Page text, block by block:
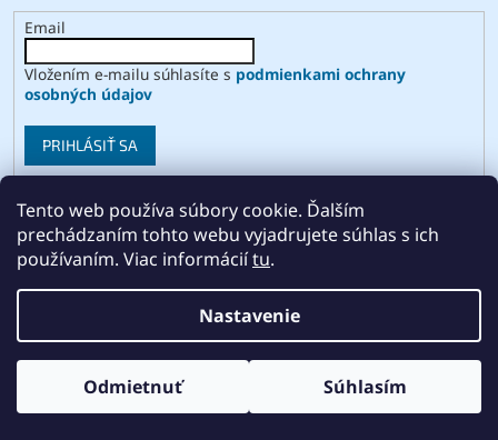
Tento web používa súbory cookie. Ďalším
prechádzaním tohto webu vyjadrujete súhlas s ich
používaním. Viac informáciítu.
Nastavenie
Odmietnuť Súhlasím
Email
Vložením e-mailu súhlasíte s podmienkami ochrany
osobných údajov
PRIHLÁSIŤ SA
Vytvoril Shoptet
ABSE. Všetky práva vyhradené.
Odstúpiť od zmluvy